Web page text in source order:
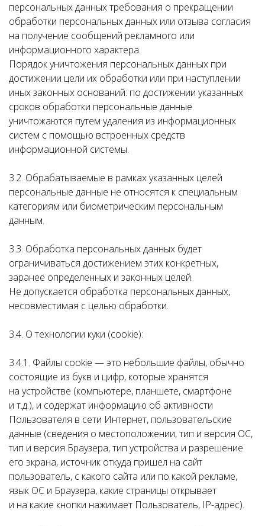
персональных данных требования о прекращении
обработки персональных данных или отзыва согласия
на получение сообщений рекламного или
информационного характера.
Порядок уничтожения персональных данных при
достижении цели их обработки или при наступлении
иных законных оснований: по достижении указанных
сроков обработки персональные данные
уничтожаются путем удаления из информационных
систем с помощью встроенных средств
информационной системы.
3.2. Обрабатываемые в рамках указанных целей
персональные данные не относятся к специальным
категориям или биометрическим персональным
данным.
3.3. Обработка персональных данных будет
ограничиваться достижением этих конкретных,
заранее определенных и законных целей.
Не допускается обработка персональных данных,
несовместимая с целью обработки.
3.4. О технологии куки (cookie):
3.4.1. Файлы cookie — это небольшие файлы, обычно
состоящие из букв и цифр, которые хранятся
на устройстве (компьютере, планшете, смартфоне
и т.д.), и содержат информацию об активности
Пользователя в сети Интернет, пользовательские
данные (сведения о местоположении, тип и версия ОС,
тип и версия Браузера, тип устройства и разрешение
его экрана, источник откуда пришел на сайт
пользователь, с какого сайта или по какой рекламе,
язык ОС и Браузера, какие страницы открывает
и на какие кнопки нажимает Пользователь, IP-адрес).